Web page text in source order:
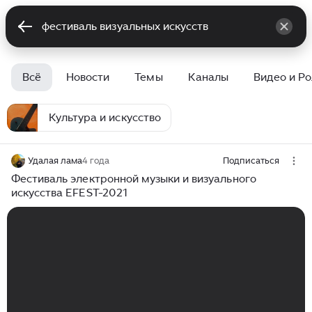
Всё Новости Темы Каналы Видео и
Культура и искусство
Удалая лама4 года Подписаться
Фестиваль электронной музыки и визуального
искусства EFEST-2021